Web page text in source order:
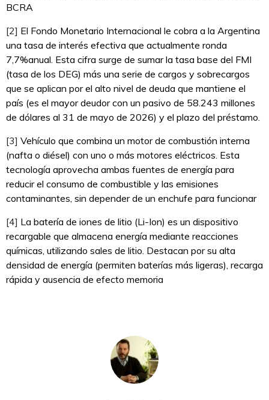
BCRA
[2] El Fondo Monetario Internacional le cobra a la Argentina
una tasa de interés efectiva que actualmente ronda
7,7%anual. Esta cifra surge de sumar la tasa base del FMI
(tasa de los DEG) más una serie de cargos y sobrecargos
que se aplican por el alto nivel de deuda que mantiene el
país (es el mayor deudor con un pasivo de 58.243 millones
de dólares al 31 de mayo de 2026) y el plazo del préstamo.
[3] Vehículo que combina un motor de combustión interna
(nafta o diésel) con uno o más motores eléctricos. Esta
tecnología aprovecha ambas fuentes de energía para
reducir el consumo de combustible y las emisiones
contaminantes, sin depender de un enchufe para funcionar
[4] La batería de iones de litio (Li-Ion) es un dispositivo
recargable que almacena energía mediante reacciones
químicas, utilizando sales de litio. Destacan por su alta
densidad de energía (permiten baterías más ligeras), recarga
rápida y ausencia de efecto memoria